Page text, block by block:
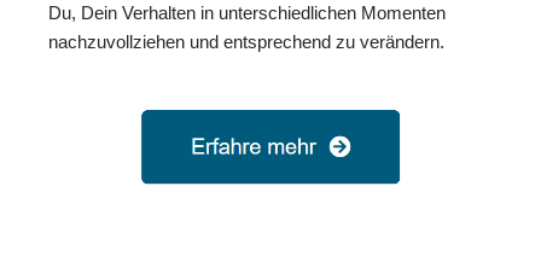
Du, Dein Verhalten in unterschiedlichen Momenten
nachzuvollziehen und entsprechend zu verändern.